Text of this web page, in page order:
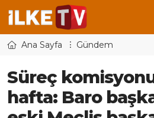
Ana Sayfa Gündem
Süreç
hafta: Baro